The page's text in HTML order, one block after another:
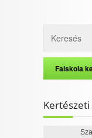
Data Deletion